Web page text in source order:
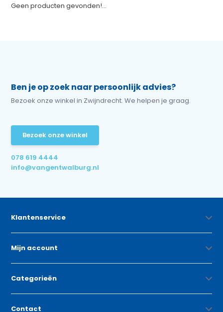
Geen producten gevonden!...
Ben je op zoek naar persoonlijk advies?
Bezoek onze winkel in Zwijndrecht. We helpen je graag.
Bezoek onze winkel
078 619 4444
info@vangentwalburg.nl
Klantenservice
Mijn account
Categorieën
Contact